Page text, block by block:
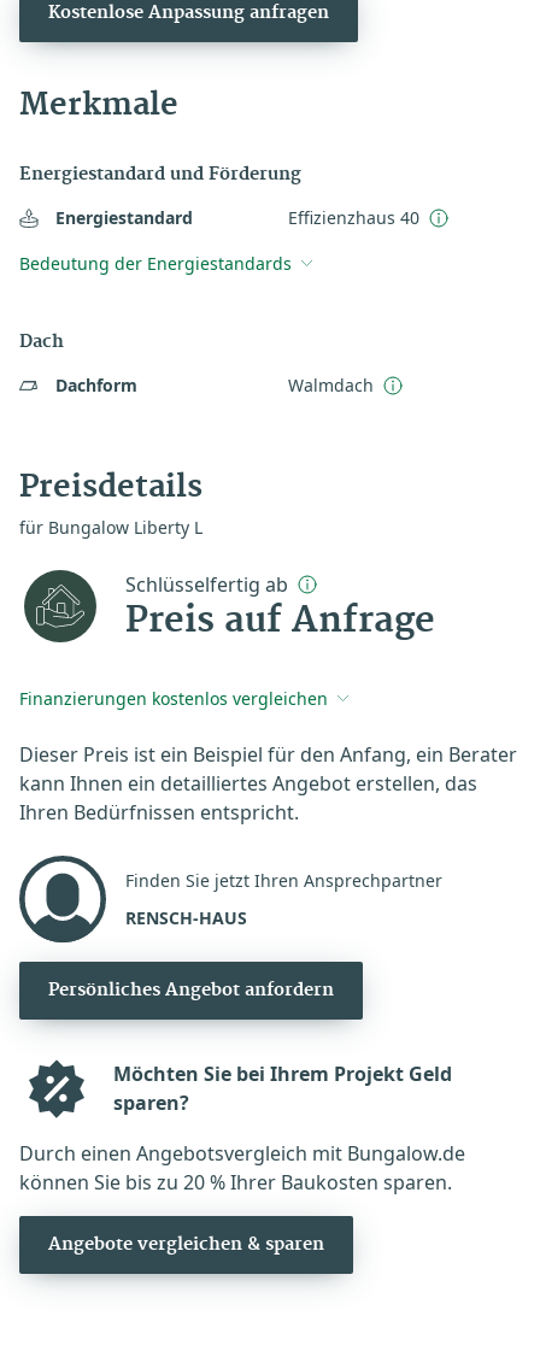
Kostenlose Anpassung anfragen
Merkmale
Energiestandard und Förderung
Energiestandard
Effizienzhaus 40
Bedeutung der Energiestandards
Dach
Dachform Walmdach
Preisdetails
für Bungalow Liberty L
Schlüsselfertig ab
Preis auf Anfrage
Finanzierungen kostenlos vergleichen
Dieser Preis ist ein Beispiel für den Anfang, ein Berater
kann Ihnen ein detailliertes Angebot erstellen, das
Ihren Bedürfnissen entspricht.
Finden Sie jetzt Ihren Ansprechpartner
RENSCH-HAUS
Persönliches Angebot anfordern
Möchten Sie bei Ihrem Projekt Geld
sparen?
Durch einen Angebotsvergleich mit Bungalow.de
können Sie bis zu 20 % Ihrer Baukosten sparen.
Angebote vergleichen & sparen